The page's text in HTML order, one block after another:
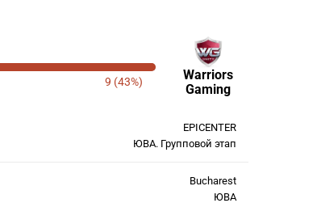
Warriors
Gaming
9 (43%)
EPICENTER
ЮВА. Групповой этап
Bucharest
ЮВА